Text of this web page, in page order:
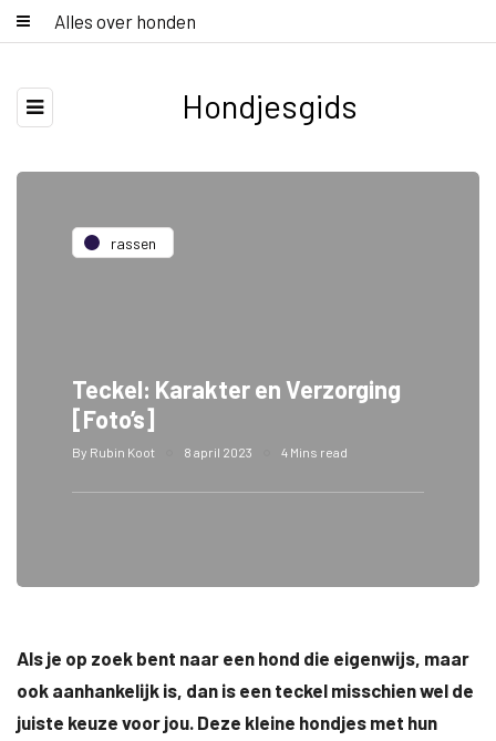
Alles over honden
Hondjesgids
rassen
Teckel: Karakter en Verzorging
[Foto’s]
By Rubin Koot 8 april 2023 4 Mins read
Als je op zoek bent naar een hond die eigenwijs, maar
ook aanhankelijk is, dan is een teckel misschien wel de
juiste keuze voor jou. Deze kleine hondjes met hun